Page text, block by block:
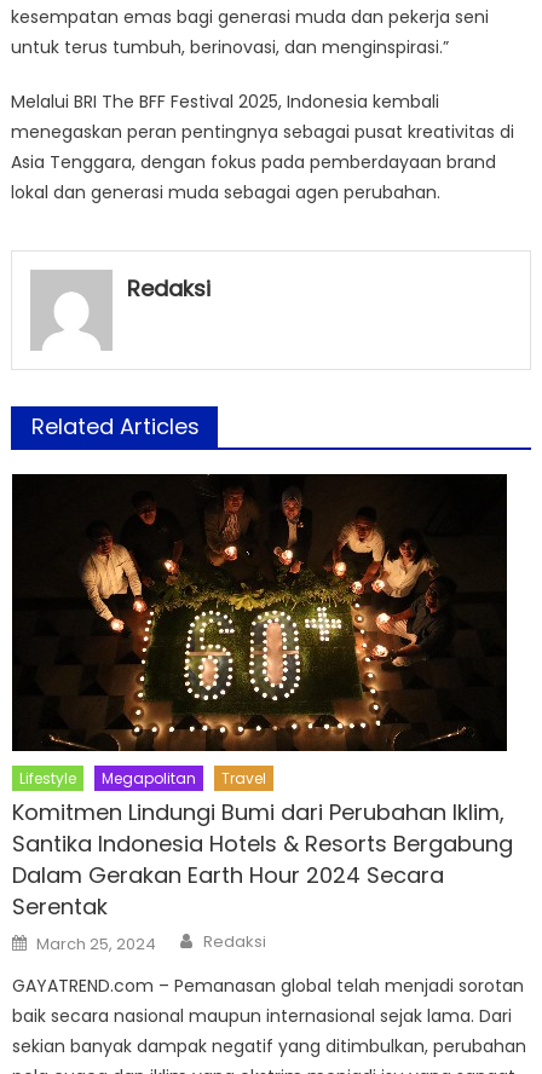
kesempatan emas bagi generasi muda dan pekerja seni
untuk terus tumbuh, berinovasi, dan menginspirasi.”
Melalui BRI The BFF Festival 2025, Indonesia kembali
menegaskan peran pentingnya sebagai pusat kreativitas di
Asia Tenggara, dengan fokus pada pemberdayaan brand
lokal dan generasi muda sebagai agen perubahan.
Redaksi
Related Articles
Lifestyle Megapolitan Travel
Komitmen Lindungi Bumi dari Perubahan Iklim,
Santika Indonesia Hotels & Resorts Bergabung
Dalam Gerakan Earth Hour 2024 Secara
Serentak
Posted
on
March 25, 2024 Author
Redaksi
GAYATREND.com – Pemanasan global telah menjadi sorotan
baik secara nasional maupun internasional sejak lama. Dari
sekian banyak dampak negatif yang ditimbulkan, perubahan